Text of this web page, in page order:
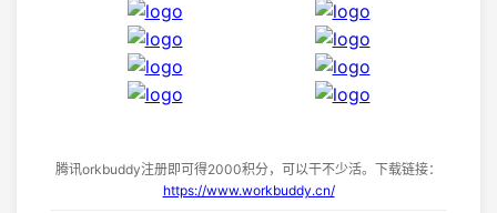
腾讯orkbuddy注册即可得2000积分，可以干不少活。下载链接：
https://www.workbuddy.cn/